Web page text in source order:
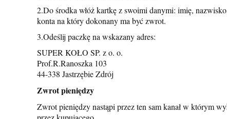
2.Do środka włóż kartkę z swoimi danymi: imię,
konta na który dokonany ma być zwrot.
3.Odeślij paczkę na wskazany adres:
SUPER KOŁO SP. z o. o.
Prof.R.Ranoszka 103
44-338 Jastrzębie Zdrój
Zwrot pieniędzy
Zwrot pieniędzy nastąpi przez ten sam kanał w którym